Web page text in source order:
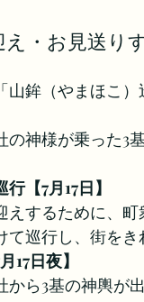
・お見送り
鉾（やまほこ）
神様が乗った3
【7月17日】
えするために、
巡行し、街をき
17日夜】
から3基の神輿が